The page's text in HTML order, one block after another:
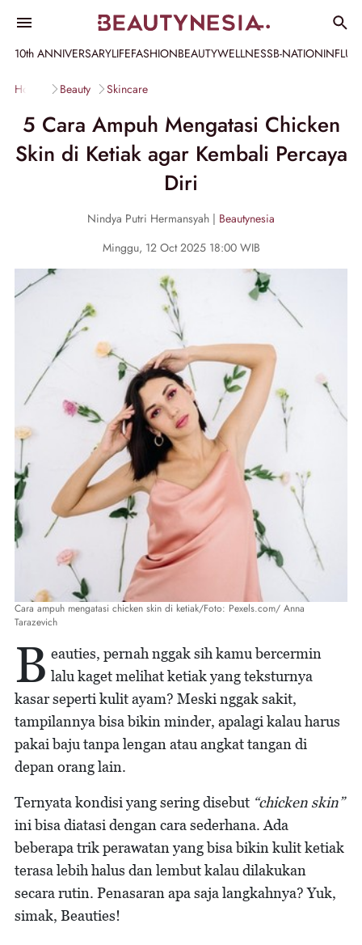
10th ANNIVERSARYLIFEFASHIONBEAUTYWELLNESSB-NATION
Home Beauty Skincare
5 Cara Ampuh Mengatasi Chicken
Skin di Ketiak agar Kembali Percaya
Diri
Nindya Putri Hermansyah | Beautynesia
Minggu, 12 Oct 2025 18:00 WIB
Cara ampuh mengatasi chicken skin di ketiak/Foto: Pexels.com/ Anna
Tarazevich
B eauties, pernah nggak sih kamu bercermin
lalu kaget melihat ketiak yang teksturnya
kasar seperti kulit ayam? Meski nggak sakit,
tampilannya bisa bikin minder, apalagi kalau harus
pakai baju tanpa lengan atau angkat tangan di
depan orang lain.
Ternyata kondisi yang sering disebut “chicken skin”
ini bisa diatasi dengan cara sederhana. Ada
beberapa trik perawatan yang bisa bikin kulit ketiak
terasa lebih halus dan lembut kalau dilakukan
secara rutin. Penasaran apa saja langkahnya? Yuk,
simak, Beauties!